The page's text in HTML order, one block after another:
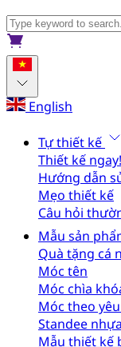
English
Tự thiết kế
Thiết kế ngay!
Hướng dẫn
Mẹo thiết kế
Câu hỏi
Mẫu sản
Quà tặng cá
Móc tên
Móc chìa
Móc theo
Standee nhựa
Mẫu thiết kế